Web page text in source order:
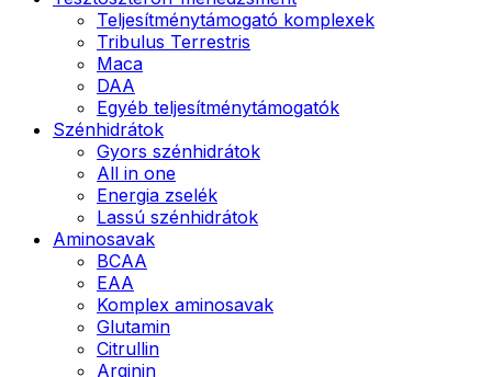
Teljesítménytámogató komplexek
Tribulus Terrestris
Maca
DAA
Egyéb teljesítménytámogatók
Szénhidrátok
Gyors szénhidrátok
All in one
Energia zselék
Lassú szénhidrátok
Aminosavak
BCAA
EAA
Komplex aminosavak
Glutamin
Citrullin
Arginin